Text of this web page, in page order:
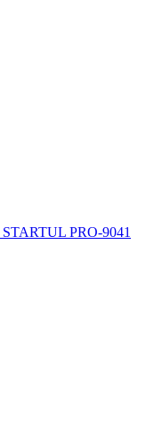
PRO-9041